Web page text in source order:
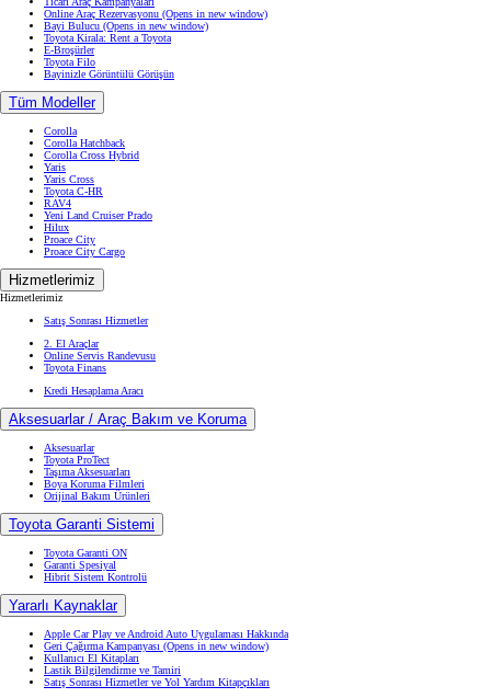
Online Araç Rezervasyonu (Opens in new window)
Bayi Bulucu (Opens in new window)
Toyota Kirala: Rent a Toyota
E-Broşürler
Toyota Filo
Bayinizle Görüntülü Görüşün
Tüm Modeller
Corolla
Corolla Hatchback
Corolla Cross Hybrid
Yaris
Yaris Cross
Toyota C-HR
RAV4
Yeni Land Cruiser Prado
Hilux
Proace City
Proace City Cargo
Hizmetlerimiz
Hizmetlerimiz
Satış Sonrası Hizmetler
2. El Araçlar
Online Servis Randevusu
Toyota Finans
Kredi Hesaplama Aracı
Aksesuarlar / Araç Bakım ve Koruma
Aksesuarlar
Toyota ProTect
Taşıma Aksesuarları
Boya Koruma Filmleri
Orijinal Bakım Ürünleri
Toyota Garanti Sistemi
Toyota Garanti ON
Garanti Spesiyal
Hibrit Sistem Kontrolü
Yararlı Kaynaklar
Apple Car Play ve Android Auto Uygulaması Hakkında
Geri Çağırma Kampanyası (Opens in new window)
Kullanıcı El Kitapları
Lastik Bilgilendirme ve Tamiri
Satış Sonrası Hizmetler ve Yol Yardım Kitapçıkları